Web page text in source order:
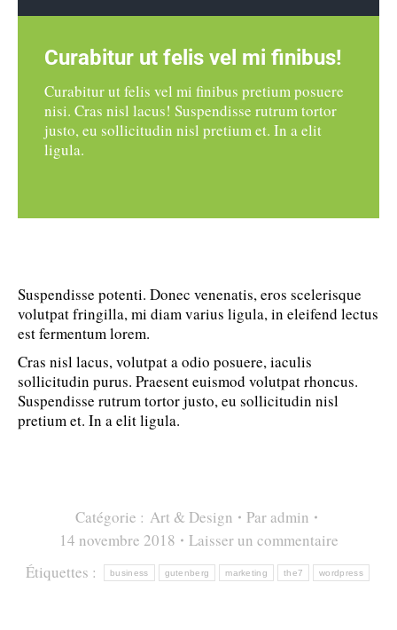
Curabitur ut felis vel mi finibus!
Curabitur ut felis vel mi finibus pretium posuere
nisi. Cras nisl lacus! Suspendisse rutrum tortor
justo, eu sollicitudin nisl pretium et. In a elit
ligula.
Suspendisse potenti. Donec venenatis, eros scelerisque
volutpat fringilla, mi diam varius ligula, in eleifend lectus
est fermentum lorem.
Cras nisl lacus, volutpat a odio posuere, iaculis
sollicitudin purus. Praesent euismod volutpat rhoncus.
Suspendisse rutrum tortor justo, eu sollicitudin nisl
pretium et. In a elit ligula.
Catégorie : Art & Design Par admin
14 novembre 2018
Laisser un commentaire
Étiquettes :
business gutenberg marketing the7 wordpress